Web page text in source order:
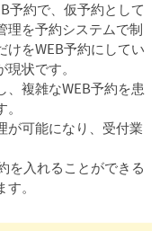
予約で、仮予約として
理を予約システムで制
けをWEB予約にしてい
状です。
、複雑なWEB予約を患
が可能になり、受付業
を入れることができる
。